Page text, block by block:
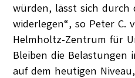
würden, lässt sich durch
widerlegen“, so Peter C.
Helmholtz-Zentrum für
Bleiben die Belastungen
auf dem heutigen